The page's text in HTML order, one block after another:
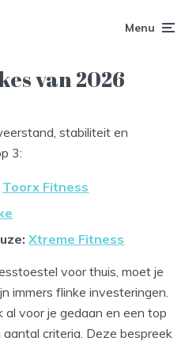
Menu
van 2026
stabiliteit en
3:
Toorx Fitness
Xtreme Fitness
voor thuis, moet je
immers flinke investeringen.
al voor je gedaan en een top
criteria. Deze bespreek